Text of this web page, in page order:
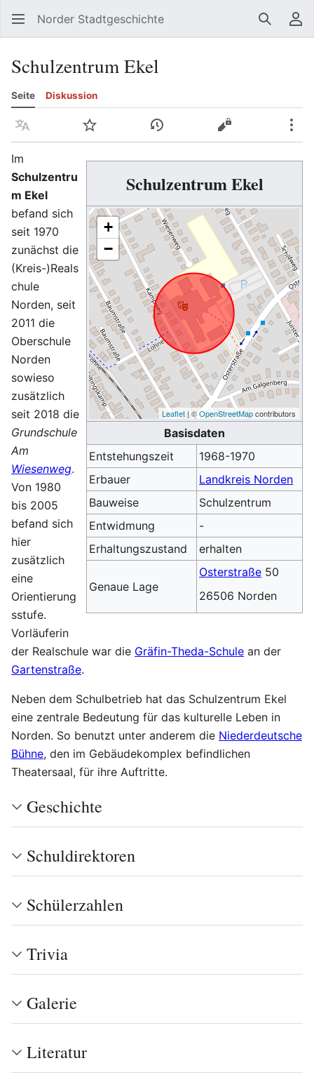
Norder Stadtgeschichte Suchen
Schulzentrum Ekel
Seite Diskussion
Sprache Beobachten Versionsgeschichte
Quelltext
Schulzentrum Ekel
+
−
Leaflet | ©OpenStreetMapcontributors
Basisdaten
Entstehungszeit
1968-1970
Erbauer
Landkreis Norden
Bauweise
Schulzentrum
Entwidmung
-
Erhaltungszustand
erhalten
Genaue Lage
Osterstraße 50
26506 Norden
Im
Schulzentru
m Ekel
befand sich
seit 1970
zunächst die
(Kreis-)Reals
chule
Norden, seit
2011 die
Oberschule
Norden
sowieso
zusätzlich
seit 2018 die
Grundschule
Am
Wiesenweg.
Von 1980
bis 2005
befand sich
hier
zusätzlich
eine
Orientierung
sstufe.
Vorläuferin
der Realschule war die Gräfin-Theda-Schule an der
Gartenstraße.
Neben dem Schulbetrieb hat das Schulzentrum Ekel
eine zentrale Bedeutung für das kulturelle Leben in
Norden. So benutzt unter anderem die Niederdeutsche
Bühne, den im Gebäudekomplex befindlichen
Theatersaal, für ihre Auftritte.
Geschichte
Schuldirektoren
Schülerzahlen
Trivia
Galerie
Literatur